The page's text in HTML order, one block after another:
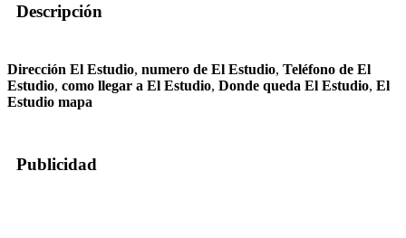
Descripción
Dirección El Estudio, numero de El Estudio, Teléfono de El
Estudio, como llegar a El Estudio, Donde queda El Estudio, El
Estudio mapa
Publicidad